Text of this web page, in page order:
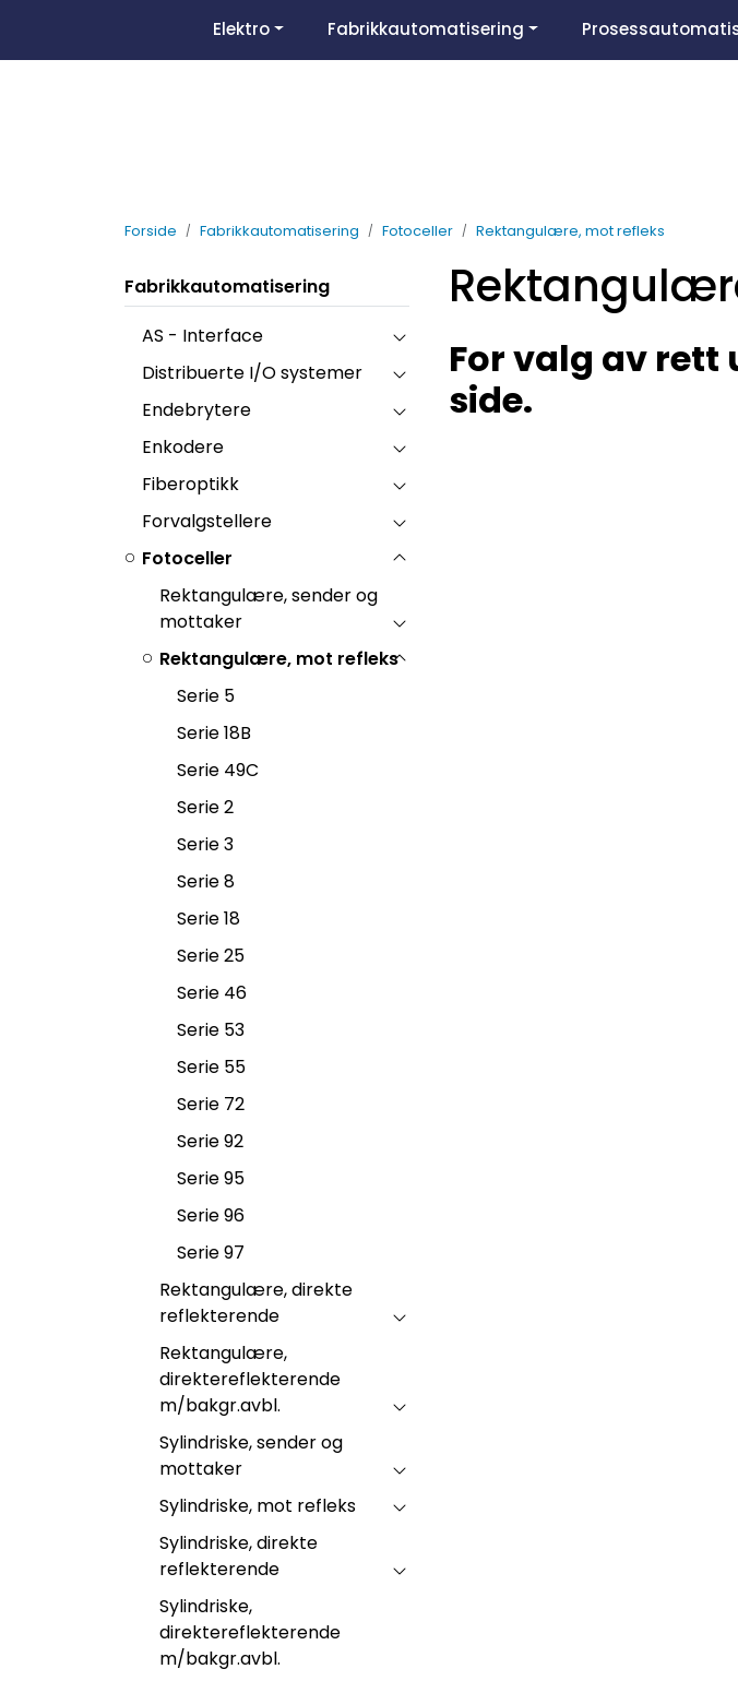
Elektro Fabrikkautomatisering
Forside Fabrikkautomatisering Fotoceller Rektangulære, mot refleks
Fabrikkautomatisering
AS - Interface
Distribuerte I/O systemer
Endebrytere
Enkodere
Fiberoptikk
Forvalgstellere
Fotoceller
Rektangulære, sender og
mottaker
Rektangulære, mot refleks
Serie 5
Serie 18B
Serie 49C
Serie 2
Serie 3
Serie 8
Serie 18
Serie 25
Serie 46
Serie 53
Serie 55
Serie 72
Serie 92
Serie 95
Serie 96
Serie 97
Rektangulære, direkte
reflekterende
Rektangulære,
direktereflekterende
m/bakgr.avbl.
Sylindriske, sender og
mottaker
Sylindriske, mot refleks
Sylindriske, direkte
reflekterende
Sylindriske,
direktereflekterende
m/bakgr.avbl.
For valg av rett
side.